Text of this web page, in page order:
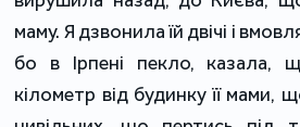
маму. Я дзвонила їй двічі і
бо в Ірпені пекло, казала,
кілометр від будинку її мами,